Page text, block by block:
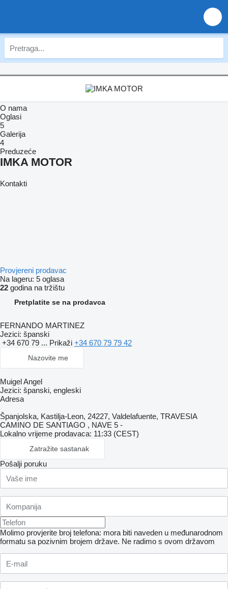
O nama
Oglasi
5
Galerija
4
Preduzeće
IMKA MOTOR
Kontakti
Provjereni prodavac
Na lageru: 5 oglasa
22 godina na tržištu
Pretplatite se na prodavca
FERNANDO MARTINEZ
Jezici: španski
+34 670 79 ... Prikaži +34 670 79 79 42
Nazovite me
Muigel Angel
Jezici: španski, engleski
Adresa
Španjolska, Kastilja-Leon, 24227, Valdelafuente, TRAVESIA
CAMINO DE SANTIAGO , NAVE 5 -
Lokalno vrijeme prodavaca: 11:33 (CEST)
Zatražite sastanak
Pošalji poruku
Molimo provjerite broj telefona: mora biti naveden u međunarodnom
formatu sa pozivnim brojem države. Ne radimo s ovom državom